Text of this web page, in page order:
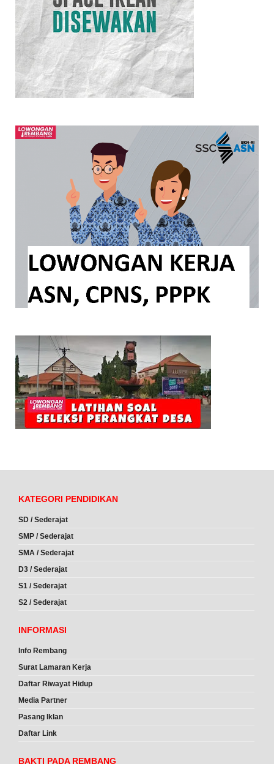
KATEGORI PENDIDIKAN
SD / Sederajat
SMP / Sederajat
SMA / Sederajat
D3 / Sederajat
S1 / Sederajat
S2 / Sederajat
INFORMASI
Info Rembang
Surat Lamaran Kerja
Daftar Riwayat Hidup
Media Partner
Pasang Iklan
Daftar Link
BAKTI PADA REMBANG